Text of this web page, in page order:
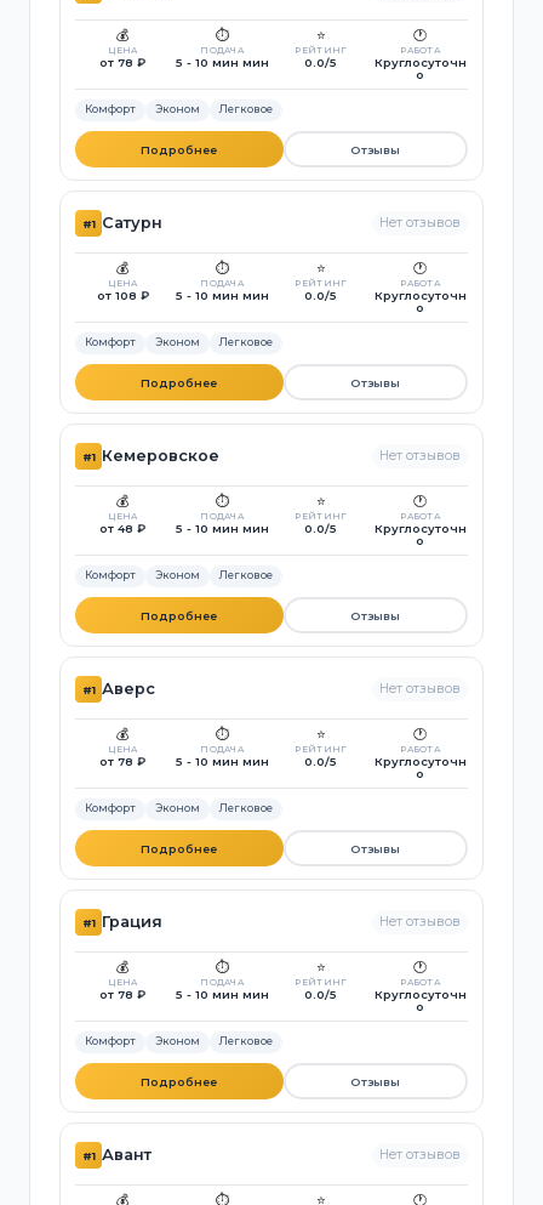
💰
ЦЕНА
от 78 ₽
⏱️
ПОДАЧА
5 - 10 мин мин
⭐
РЕЙТИНГ
0.0/5
🕐
РАБОТА
Круглосуточн
о
Комфорт Эконом Легковое
Подробнее Отзывы
#1 Сатурн Нет отзывов
💰
ЦЕНА
от 108 ₽
⏱️
ПОДАЧА
5 - 10 мин мин
⭐
РЕЙТИНГ
0.0/5
🕐
РАБОТА
Круглосуточн
о
Комфорт Эконом Легковое
Подробнее Отзывы
#1 Кемеровское Нет отзывов
💰
ЦЕНА
от 48 ₽
⏱️
ПОДАЧА
5 - 10 мин мин
⭐
РЕЙТИНГ
0.0/5
🕐
РАБОТА
Круглосуточн
о
Комфорт Эконом Легковое
Подробнее Отзывы
#1 Аверс Нет отзывов
💰
ЦЕНА
от 78 ₽
⏱️
ПОДАЧА
5 - 10 мин мин
⭐
РЕЙТИНГ
0.0/5
🕐
РАБОТА
Круглосуточн
о
Комфорт Эконом Легковое
Подробнее Отзывы
#1 Грация Нет отзывов
💰
ЦЕНА
от 78 ₽
⏱️
ПОДАЧА
5 - 10 мин мин
⭐
РЕЙТИНГ
0.0/5
🕐
РАБОТА
Круглосуточн
о
Комфорт Эконом Легковое
Подробнее Отзывы
#1 Авант Нет отзывов
💰 ⏱️ ⭐ 🕐